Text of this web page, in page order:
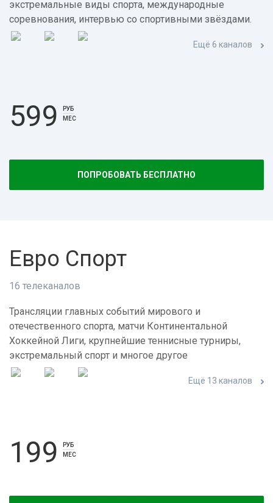
экстремальные виды спорта, международные
соревнования, интервью со спортивными звёздами.
Ещё 6 каналов
599
РУБ
МЕС
ПОПРОБОВАТЬ БЕСПЛАТНО
Евро Спорт
16 телеканалов
Трансляции главных событий мирового и
отечественного спорта, матчи Континентальной
Хоккейной Лиги, крупнейшие теннисные турниры,
экстремальный спорт и многое другое
Ещё 13 каналов
199
РУБ
МЕС